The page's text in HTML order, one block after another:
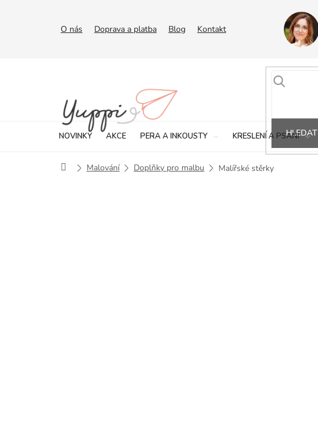
O nás Doprava a platba Blog Kontakt
HLEDAT
NOVINKY AKCE PERA A INKOUSTY KRESLENÍ A PSANÍ
DomůMalování Doplňky pro malbu Malířské stěrky